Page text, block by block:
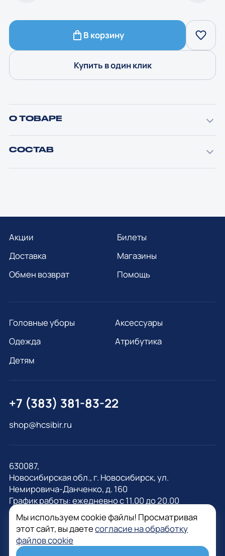
В корзину
Купить в один клик
О ТОВАРЕ
СОСТАВ
Акции
Доставка
Обмен возврат
Билеты
Магазины
Помощь
Головные уборы
Одежда
Детям
Аксессуары
Атрибутика
+7 (383) 381-83-22
shop@hcsibir.ru
630087,
Новосибирская обл., г. Новосибирск, ул.
Немировича-Данченко, д. 160
График работы: ежедневно с 11.00 до 20.00
Мы используем cookie файлы! Просматривая
этот сайт, вы даетесогласие на обработку
файлов cookie